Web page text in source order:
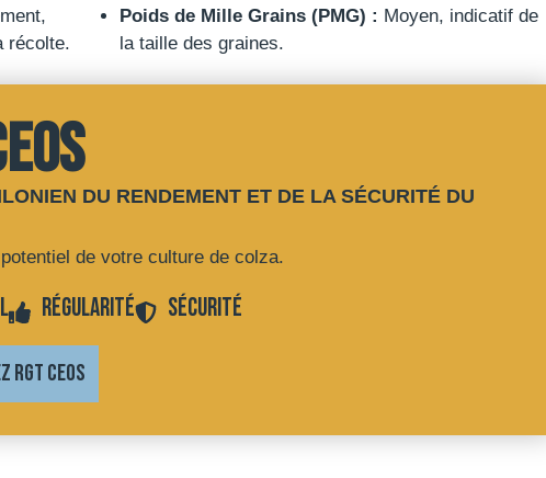
récolte.
Poids de Mille Grains (PMG) : Moyen, indicatif de
la taille des graines.
DU RENDEMENT ET DE LA SÉCURITÉ DU
de votre culture de colza.
Régularité Sécurité
RGT CEOS